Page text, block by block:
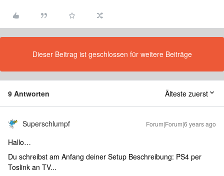
Dieser Beitrag ist geschlossen für weitere Beiträge
9 Antworten Älteste zuerst
Superschlumpf Forum|Forum|6 years ago
Hallo…
Du schreibst am Anfang deiner Setup Beschreibung: PS4 per
Toslink an TV...